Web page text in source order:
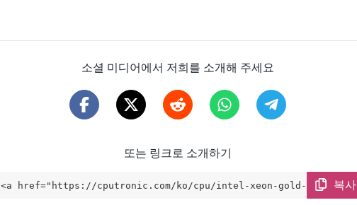
소셜 미디어에서 저희를 소개해 주세요
또는 링크로 소개하기
<a href="https://cputronic.com/ko/cpu/intel-xeon-gold-6144" ta
복사